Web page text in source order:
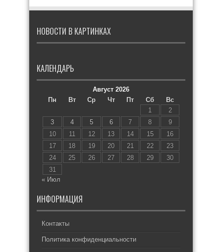
НОВОСТИ В КАРТИНКАХ
КАЛЕНДАРЬ
Август 2026
Пн
Вт Ср Чт Пт Сб
Вс
1
2
3
4 5 6 7 8
9
10
11 12 13 14 15
16
17
18 19 20 21 22
23
24
25 26 27 28 29
30
31
« Июл
ИНФОРМАЦИЯ
Контакты
Политика конфиденциальности